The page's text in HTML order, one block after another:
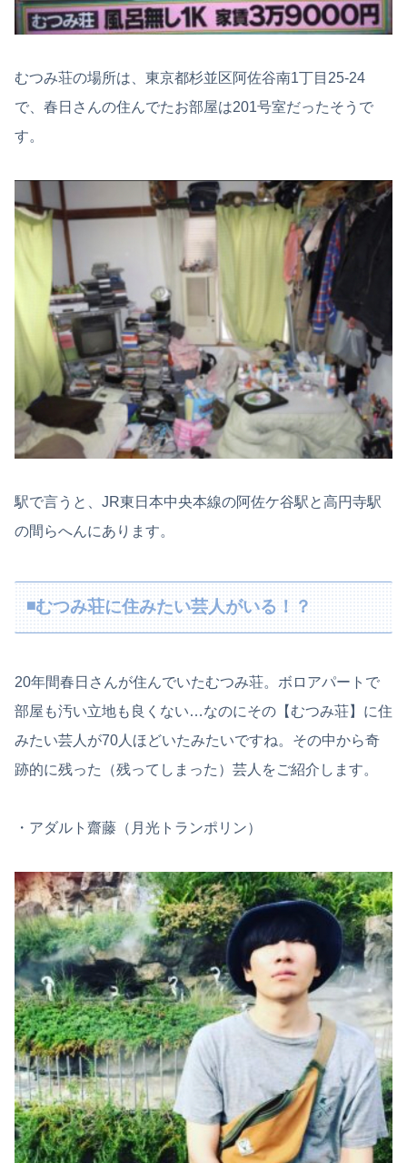
むつみ荘の場所は、東京都杉並区阿佐谷南1丁目25-24
で、春日さんの住んでたお部屋は201号室だったそうで
す。
駅で言うと、JR東日本中央本線の阿佐ケ谷駅と高円寺駅
の間らへんにあります。
◾️むつみ荘に住みたい芸人がいる！？
20年間春日さんが住んでいたむつみ荘。ボロアパートで
部屋も汚い立地も良くない…なのにその【むつみ荘】に住
みたい芸人が70人ほどいたみたいですね。その中から奇
跡的に残った（残ってしまった）芸人をご紹介します。
・アダルト齋藤（月光トランポリン）